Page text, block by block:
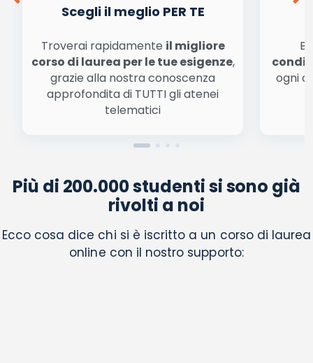
per finalità di marketing diretto con modalità
Scegli il meglio PER TE
Troverai rapidamente il migliore
corso di laurea per le tue esigenze,
grazie alla nostra conoscenza
approfondita di TUTTI gli atenei
telematici
ogni
Più di 200.000 studenti si sono già
rivolti a noi
Ecco cosa dice chi si è iscritto a un corso di laurea
online con il nostro supporto: